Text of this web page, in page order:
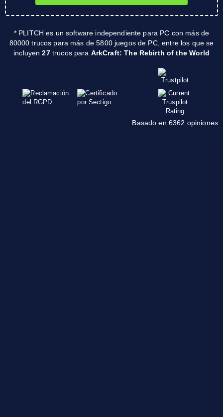
* PLITCH es un software independiente para PC con más de
80000 trucos para más de 5800 juegos de PC, entre los que se
incluyen27trucos para ArkCraft: The Rebirth of the World
Basado en 6362 opiniones